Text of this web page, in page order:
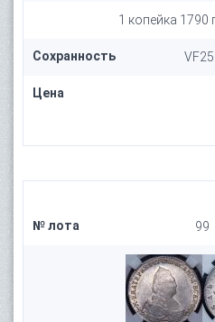
1 копейка 1790
Сохранность VF25
Цена
№ лота 99